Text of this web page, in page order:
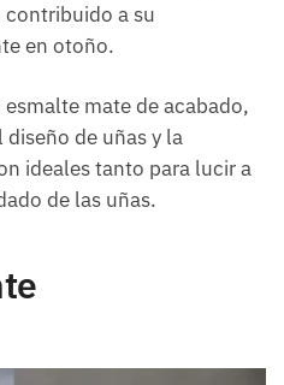
a su
en otoño.
mate de acabado,
de uñas y la
ideales tanto para lucir a
de las uñas.